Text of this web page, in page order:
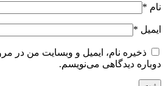
نام *
ایمیل *
ذخیره نام، ایمیل و وبسایت من در
دوباره دیدگاهی می‌نویسم.